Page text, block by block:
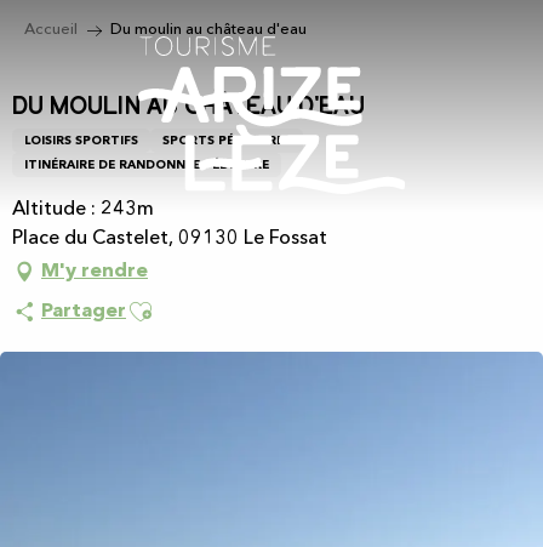
principal
Accueil Du moulin au château d'eau
Du moulin au château d'eau
LOISIRS SPORTIFS
SPORTS PÉDESTRES
ITINÉRAIRE DE RANDONNÉE PÉDESTRE
Altitude : 243m
Place du Castelet, 09130 Le Fossat
M'y rendre
Partager Ajouter aux favoris